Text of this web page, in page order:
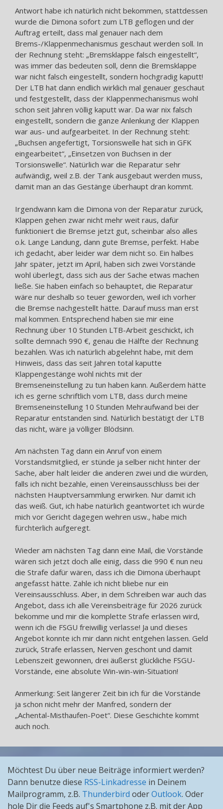
Antwort habe ich natürlich nicht bekommen, stattdessen
wurde die Dimona sofort zum LTB geflogen und der
Auftrag erteilt, dass mal genauer nach dem
Brems-/Klappenmechanismus geschaut werden soll. In
der Rechnung steht: „Bremsklappe falsch eingestellt“,
was immer das bedeuten soll, denn die Bremsklappe
war nicht falsch eingestellt, sondern hochgradig kaputt!
Der LTB hat dann endlich wirklich mal genauer geschaut
und festgestellt, dass der Klappenmechanismus wohl
schon seit Jahren völlig kaputt war. Da war nix falsch
eingestellt, sondern die ganze Anlenkung der Klappen
war aus- und aufgearbeitet. In der Rechnung steht:
„Buchsen angefertigt, Torsionswelle hat sich in GFK
eingearbeitet“, „Einsetzen von Buchsen in der
Torsionswelle“. Natürlich war die Reparatur sehr
aufwändig, weil z.B. der Tank ausgebaut werden muss,
damit man an das Gestänge überhaupt dran kommt.
Irgendwann kam die Dimona von der Reparatur zurück,
Klappen gehen zwar nicht mehr weit raus, dafür
funktioniert die Bremse jetzt gut, scheinbar also alles
o.k. Lange Landung, dann gute Bremse, perfekt. Habe
ich gedacht, aber leider war dem nicht so. Ein halbes
Jahr später, jetzt im April, haben sich zwei Vorstände
wohl überlegt, dass sich aus der Sache etwas machen
ließe. Sie haben einfach so behauptet, die Reparatur
wäre nur deshalb so teuer geworden, weil ich vorher
die Bremse nachgestellt hätte. Darauf muss man erst
mal kommen. Entsprechend haben sie mir eine
Rechnung über 10 Stunden LTB-Arbeit geschickt, ich
sollte demnach 990 €, genau die Hälfte der Rechnung
bezahlen. Was ich natürlich abgelehnt habe, mit dem
Hinweis, dass das seit Jahren total kaputte
Klappengestänge wohl nichts mit der
Bremseneinstellung zu tun haben kann. Außerdem hätte
ich es gerne schriftlich vom LTB, dass durch meine
Bremseneinstellung 10 Stunden Mehraufwand bei der
Reparatur entstanden sind. Natürlich bestätigt der LTB
das nicht, wäre ja völliger Blödsinn.
Am nächsten Tag dann ein Anruf von einem
Vorstandsmitglied, er stünde ja selber nicht hinter der
Sache, aber halt leider die anderen zwei und die würden,
falls ich nicht bezahle, einen Vereinsausschluss bei der
nächsten Hauptversammlung erwirken. Nur damit ich
das weiß. Gut, ich habe natürlich geantwortet ich würde
mich vor Gericht dagegen wehren usw., habe mich
fürchterlich aufgeregt.
Wieder am nächsten Tag dann eine Mail, die Vorstände
wären sich jetzt doch alle einig, dass die 990 € nun neu
die Strafe dafür wären, dass ich die Dimona überhaupt
angefasst hätte. Zahle ich nicht bliebe nur ein
Vereinsausschluss. Aber, in dem Schreiben war auch das
Angebot, dass ich alle Vereinsbeiträge für 2026 zurück
bekomme und mir die komplette Strafe erlassen wird,
wenn ich die FSGU freiwillig verlasse! Ja und dieses
Angebot konnte ich mir dann nicht entgehen lassen. Geld
zurück, Strafe erlassen, Nerven geschont und damit
Lebenszeit gewonnen, drei äußerst glückliche FSGU-
Vorstände, eine absolute Win-win-win-Situation!
Anmerkung: Seit längerer Zeit bin ich für die Vorstände
ja schon nicht mehr der Manfred, sondern der
„Achental-Misthaufen-Poet“. Diese Geschichte kommt
auch noch.
Möchtest Du über neue Beiträge informiert werden?
Dann benutze diese RSS-Linkadresse in Deinem
Mailprogramm, z.B. Thunderbird oderOutlook. Oder
hole Dir die Feeds auf's Smartphone z.B. mit der App